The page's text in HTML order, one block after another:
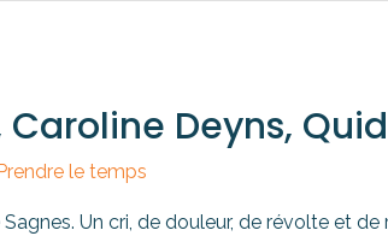
Caroline Deyns,
Prendre le temps
Sagnes. Un cri, de douleur, de révolte et